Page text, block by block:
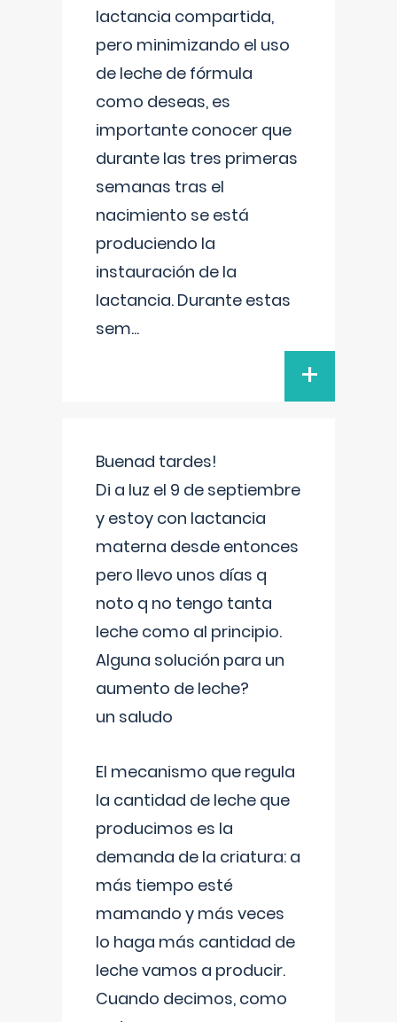
lactancia compartida,
pero minimizando el uso
de leche de fórmula
como deseas, es
importante conocer que
durante las tres primeras
semanas tras el
nacimiento se está
produciendo la
instauración de la
lactancia. Durante estas
sem...
+
Buenad tardes!
Di a luz el 9 de septiembre
y estoy con lactancia
materna desde entonces
pero llevo unos días q
noto q no tengo tanta
leche como al principio.
Alguna solución para un
aumento de leche?
un saludo
El mecanismo que regula
la cantidad de leche que
producimos es la
demanda de la criatura: a
más tiempo esté
mamando y más veces
lo haga más cantidad de
leche vamos a producir.
Cuando decimos, como